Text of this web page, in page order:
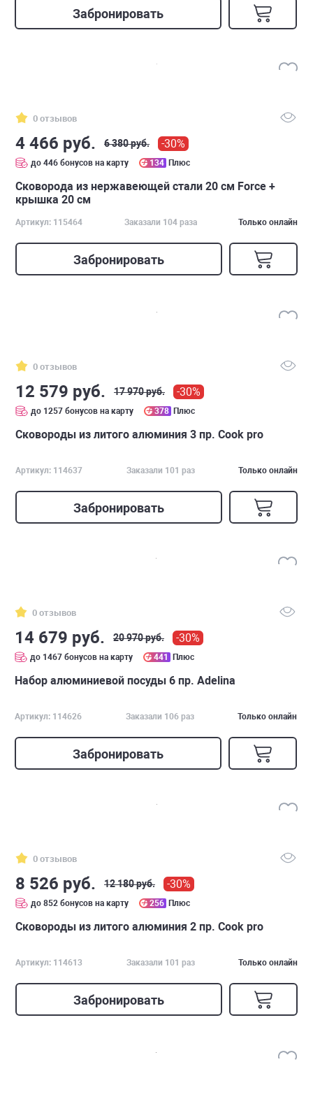
Забронировать
0 отзывов
4 466 руб. 6 380 руб. -30%
до 446 бонусов на карту 134 Плюс
Сковорода из нержавеющей стали 20 см Force +
крышка 20 см
Артикул: 115464 Заказали 104 раза Только онлайн
Забронировать
0 отзывов
12 579 руб. 17 970 руб. -30%
до 1257 бонусов на карту 378 Плюс
Сковороды из литого алюминия 3 пр. Cook pro
Артикул: 114637 Заказали 101 раз Только онлайн
Забронировать
0 отзывов
14 679 руб. 20 970 руб. -30%
до 1467 бонусов на карту 441 Плюс
Набор алюминиевой посуды 6 пр. Adelina
Артикул: 114626 Заказали 106 раз Только онлайн
Забронировать
0 отзывов
8 526 руб. 12 180 руб. -30%
до 852 бонусов на карту 256 Плюс
Сковороды из литого алюминия 2 пр. Cook pro
Артикул: 114613 Заказали 101 раз Только онлайн
Забронировать